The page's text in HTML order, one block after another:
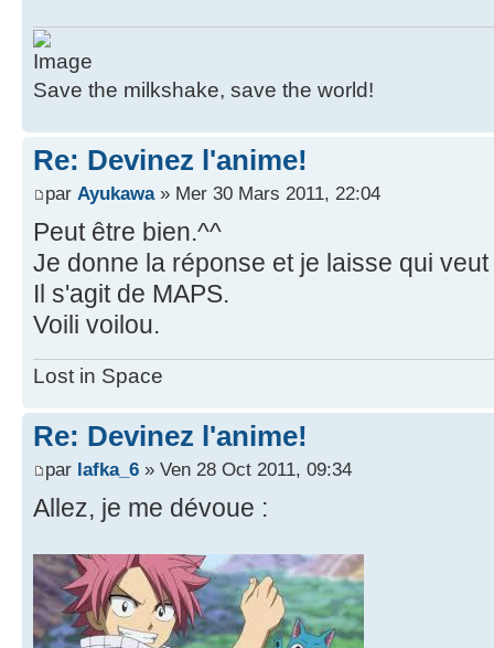
Save the milkshake, save the world!
Re: Devinez l'anime!
par Ayukawa» Mer 30 Mars 2011, 22:04
Peut être bien.^^
Je donne la réponse et je laisse qui
Il s'agit de MAPS.
Voili voilou.
Lost in Space
Re: Devinez l'anime!
par lafka_6 » Ven 28 Oct 2011, 09:34
Allez, je me dévoue :